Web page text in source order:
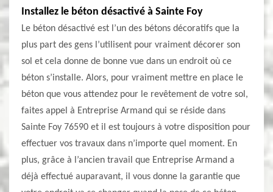
Installez le béton désactivé à Sainte Foy
Le béton désactivé est l’un des bétons décoratifs que la
plus part des gens l’utilisent pour vraiment décorer son
sol et cela donne de bonne vue dans un endroit où ce
béton s’installe. Alors, pour vraiment mettre en place le
béton que vous attendez pour le revêtement de votre sol,
faites appel à Entreprise Armand qui se réside dans
Sainte Foy 76590 et il est toujours à votre disposition pour
effectuer vos travaux dans n’importe quel moment. En
plus, grâce à l’ancien travail que Entreprise Armand a
déjà effectué auparavant, il vous donne la garantie que